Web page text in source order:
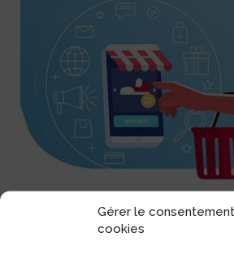
Gérer le
cookies
6 février 2020
Ecommerce 2019 : une